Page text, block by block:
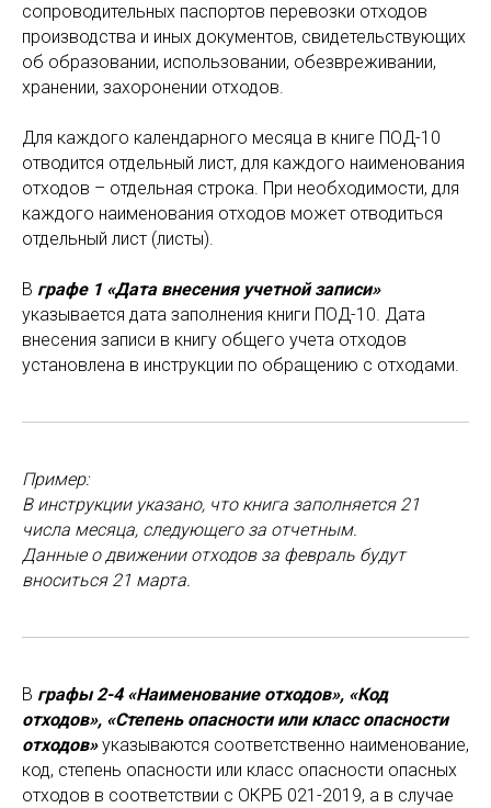
сопроводительных паспортов перевозки отходов
производства и иных документов, свидетельствующих
об образовании, использовании, обезвреживании,
хранении, захоронении отходов.
Для каждого календарного месяца в книге ПОД-10
отводится отдельный лист, для каждого наименования
отходов – отдельная строка. При необходимости, для
каждого наименования отходов может отводиться
отдельный лист (листы).
В графе 1 «Дата внесения учетной записи»
указывается дата заполнения книги ПОД-10. Дата
внесения записи в книгу общего учета отходов
установлена в инструкции по обращению с отходами.
Пример:
В инструкции указано, что книга заполняется 21
числа месяца, следующего за отчетным.
Данные о движении отходов за февраль будут
вноситься 21 марта.
В графы 2-4 «Наименование отходов», «Код
отходов», «Степень опасности или класс опасности
отходов»указываются соответственно наименование,
код, степень опасности или класс опасности опасных
отходов в соответствии с ОКРБ 021-2019, а в случае